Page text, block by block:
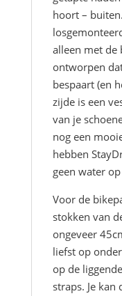
hoort –
alleen met de
ontworpen
bespaart (en
zijde is een
van je
nog een
hebben
geen water
Voor de
stokken van
ongeveer
liefst op
op de
straps. Je